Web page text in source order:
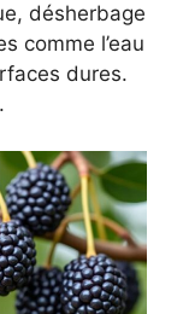
désherbage
comme l’eau
dures.